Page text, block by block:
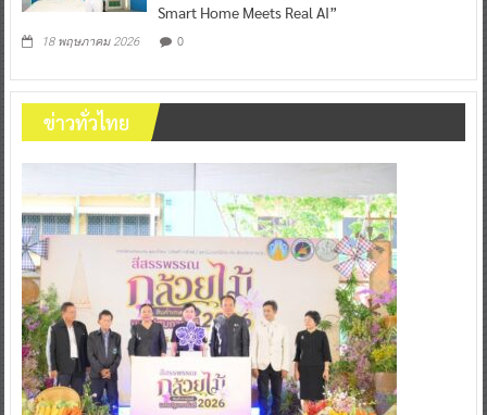
Smart Home Meets Real AI”
18 พฤษภาคม 2026 0
ข่าวทั่วไทย